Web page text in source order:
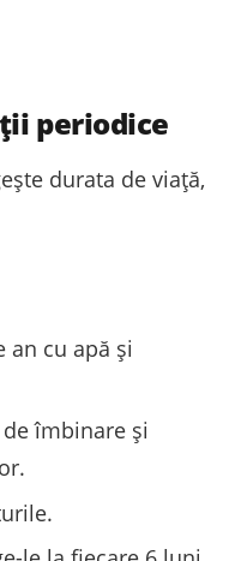
periodice
durata de viață,
an cu apă și
îmbinare și